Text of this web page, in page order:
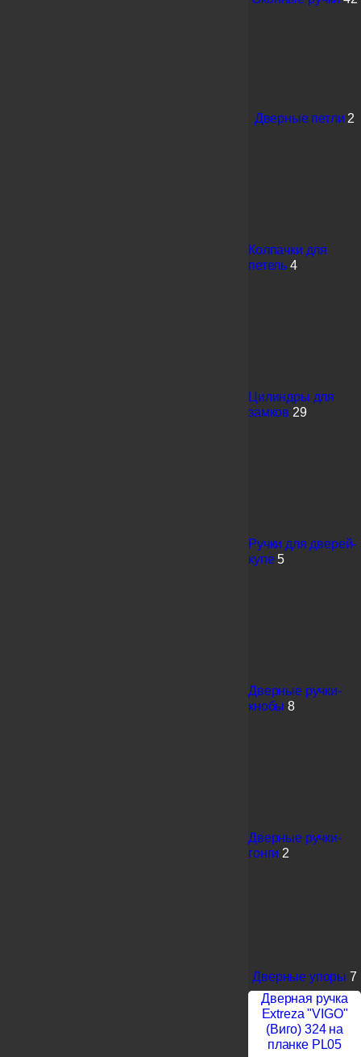
Дверные петли 2
Колпачки для
петель 4
Цилиндры для
замков 29
Ручки для дверей-
купе 5
Дверные ручки-
кнобы 8
Дверные ручки-
гонги 2
Дверные упоры 7
Дверная ручка
Extreza "VIGO"
(Виго) 324 на
планке PL05